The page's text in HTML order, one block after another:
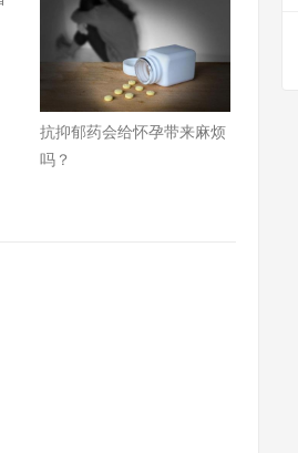
抗抑郁药会给怀孕带来麻烦
吗？